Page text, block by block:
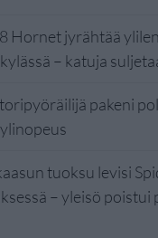
Hornet jyrähtää
– katuja
pakeni
tuoksu levisi
– yleisö poistui